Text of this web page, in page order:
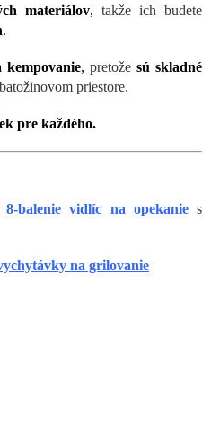
materiálov, takže ich budete
.
kempovanie, pretože sú skladné
priestore.
pre každého.
8-balenie vidlíc na opekanies
na grilovanie